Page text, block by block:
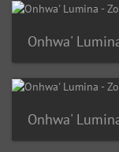
Onhwa'
Onhwa'